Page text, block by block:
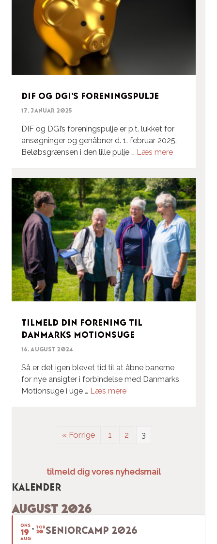
DIF og DGI’s foreningspulje
17. januar 2025
DIF og DGI’s foreningspulje er p.t. lukket for
ansøgninger og genåbner d. 1. februar 2025.
Beløbsgrænsen i den lille pulje … Læs mere
Tilmeld din forening til
Danmarks Motionsuge
16. august 2024
Så er det igen blevet tid til at åbne banerne
for nye ansigter i forbindelse med Danmarks
Motionsuge i uge … Læs mere
« Forrige 1 2 3
tilmeld dig vores nyhedsmail
Kalender
AUGUST 2026
ONS
19
AUG
TOR
20 SENIORCAMP 2026